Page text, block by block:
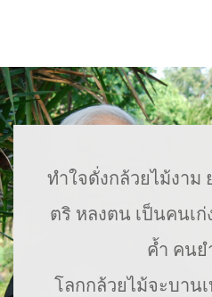
ทำใจดั่งกล้วยไม้งาม
ตริ หลงตน เป็นคนเก่
ค้ำ คนย
โลกกล้วยไม้จะบาน